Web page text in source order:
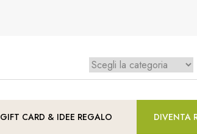
GIFT CARD & IDEE REGALO DIVENTA